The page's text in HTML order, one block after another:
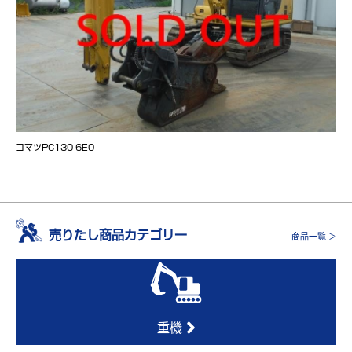
コマツPC130-6E0
売りたし商品カテゴリー 商品一覧 >
重機